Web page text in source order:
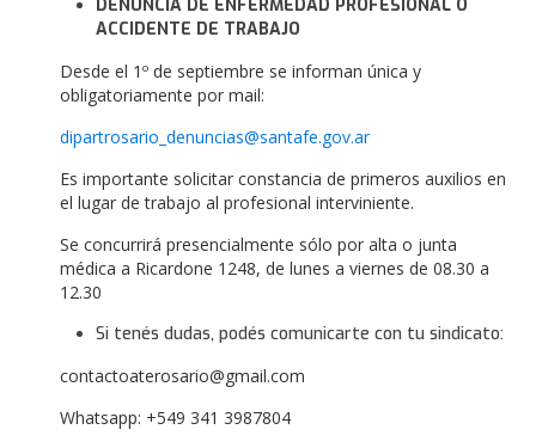
DENUNCIA DE ENFERMEDAD PROFESIONAL O
ACCIDENTE DE TRABAJO
Desde el 1º de septiembre se informan única y
obligatoriamente por mail:
dipartrosario_denuncias@santafe.gov.ar
Es importante solicitar constancia de primeros auxilios en
el lugar de trabajo al profesional interviniente.
Se concurrirá presencialmente sólo por alta o junta
médica a Ricardone 1248, de lunes a viernes de 08.30 a
12.30
Si tenés dudas, podés comunicarte con tu sindicato:
contactoaterosario@gmail.com
Whatsapp: +549 341 3987804